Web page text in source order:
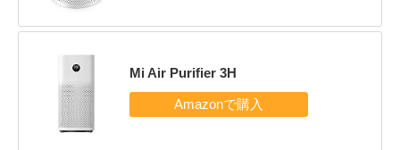
Mi Air Purifier 3H